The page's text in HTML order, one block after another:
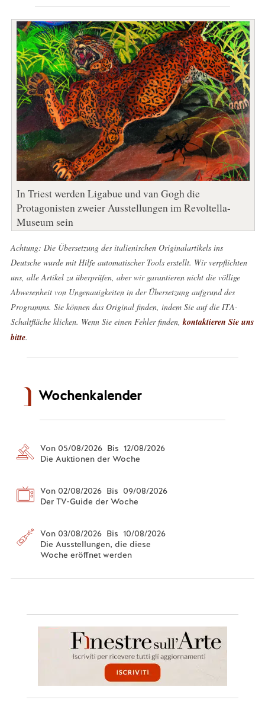
In Triest werden Ligabue und van Gogh die
Protagonisten zweier Ausstellungen im Revoltella-
Museum sein
Achtung: Die Übersetzung des italienischen Originalartikels ins
Deutsche wurde mit Hilfe automatischer Tools erstellt. Wir verpflichten
uns, alle Artikel zu überprüfen, aber wir garantieren nicht die völlige
Abwesenheit von Ungenauigkeiten in der Übersetzung aufgrund des
Programms. Sie können das Original finden, indem Sie auf die ITA-
Schaltfläche klicken. Wenn Sie einen Fehler finden, kontaktieren Sie uns
bitte.
Wochenkalender
Von 05/08/2026 Bis 12/08/2026
Die Auktionen der Woche
Von 02/08/2026 Bis 09/08/2026
Der TV-Guide der Woche
Von 03/08/2026 Bis 10/08/2026
Die Ausstellungen, die diese
Woche eröffnet werden